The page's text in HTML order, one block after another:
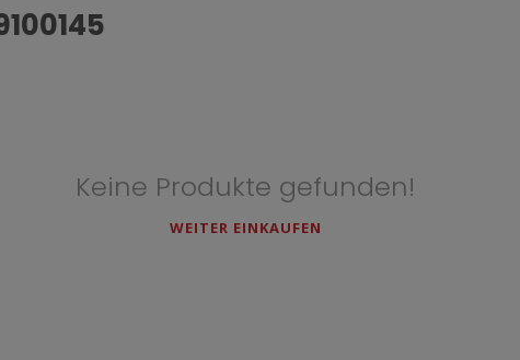
Keine Produkte gefunden!
WEITER EINKAUFEN